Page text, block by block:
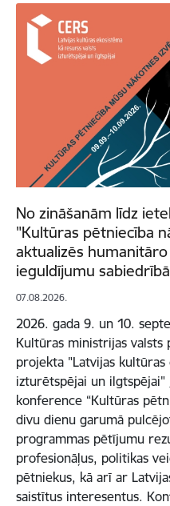
No zināšanām līdz
"Kultūras pētniecība
aktualizēs
ieguldījumu
07.08.2026.
2026. gada 9. un 10.
Kultūras ministrijas
projekta "Latvijas kultūras
izturētspējai un ilgtspējai"
konference “Kultūras
divu dienu garumā
programmas pētījumu
profesionāļus, politikas
pētniekus, kā arī ar
saistītus interesentus.